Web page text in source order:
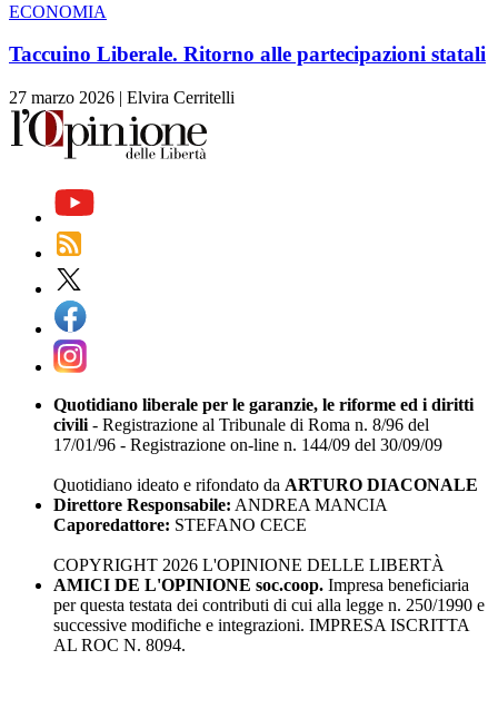
ECONOMIA
Taccuino Liberale. Ritorno alle partecipazioni statali
27 marzo 2026 | Elvira Cerritelli
Quotidiano liberale per le garanzie, le riforme ed i diritti
civili - Registrazione al Tribunale di Roma n. 8/96 del
17/01/96 - Registrazione on-line n. 144/09 del 30/09/09
Quotidiano ideato e rifondato da ARTURO DIACONALE
Direttore Responsabile: ANDREA MANCIA
Caporedattore: STEFANO CECE
COPYRIGHT 2026 L'OPINIONE DELLE LIBERTÀ
AMICI DE L'OPINIONE soc.coop. Impresa beneficiaria
per questa testata dei contributi di cui alla legge n. 250/1990 e
successive modifiche e integrazioni. IMPRESA ISCRITTA
AL ROC N. 8094.